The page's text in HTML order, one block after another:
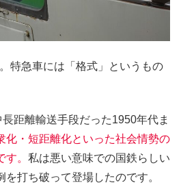
特急車には「格式」というもの
距離輸送手段だった1950年代ま
化・短距離化といった社会情勢の
。 私は悪い意味での国鉄らしい
打ち破って登場したのです。